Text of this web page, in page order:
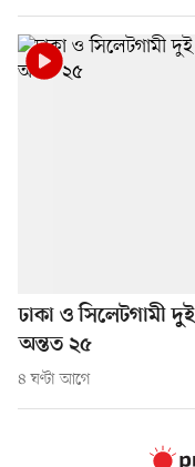
ঢাকা ও সিলেটগামী
অন্তত ২৫
৪ ঘণ্টা আগে